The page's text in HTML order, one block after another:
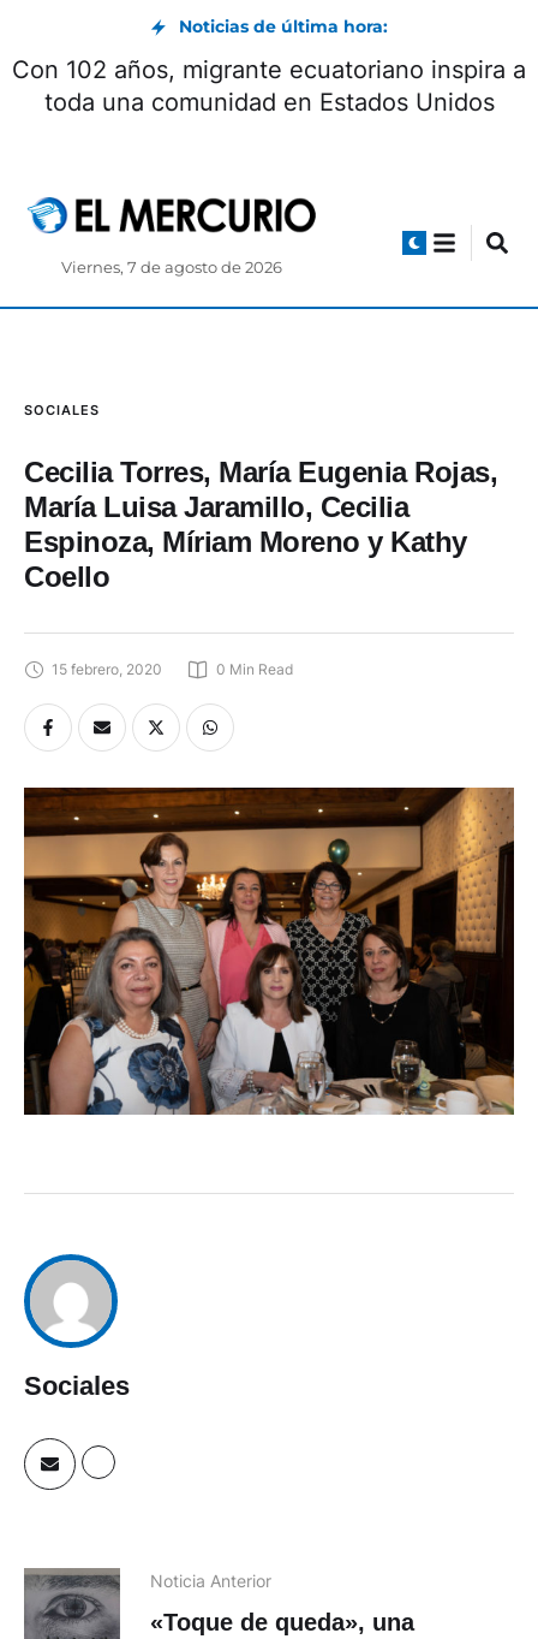
Noticias de última hora:
Encuentro con Milei concluyó con la firma de
seis acuerdos
Viernes, 7 de agosto de 2026
SOCIALES
Cecilia Torres, María Eugenia Rojas,
María Luisa Jaramillo, Cecilia
Espinoza, Míriam Moreno y Kathy
Coello
15 febrero, 2020 0 Min Read
Sociales
Noticia Anterior
«Toque de queda», una